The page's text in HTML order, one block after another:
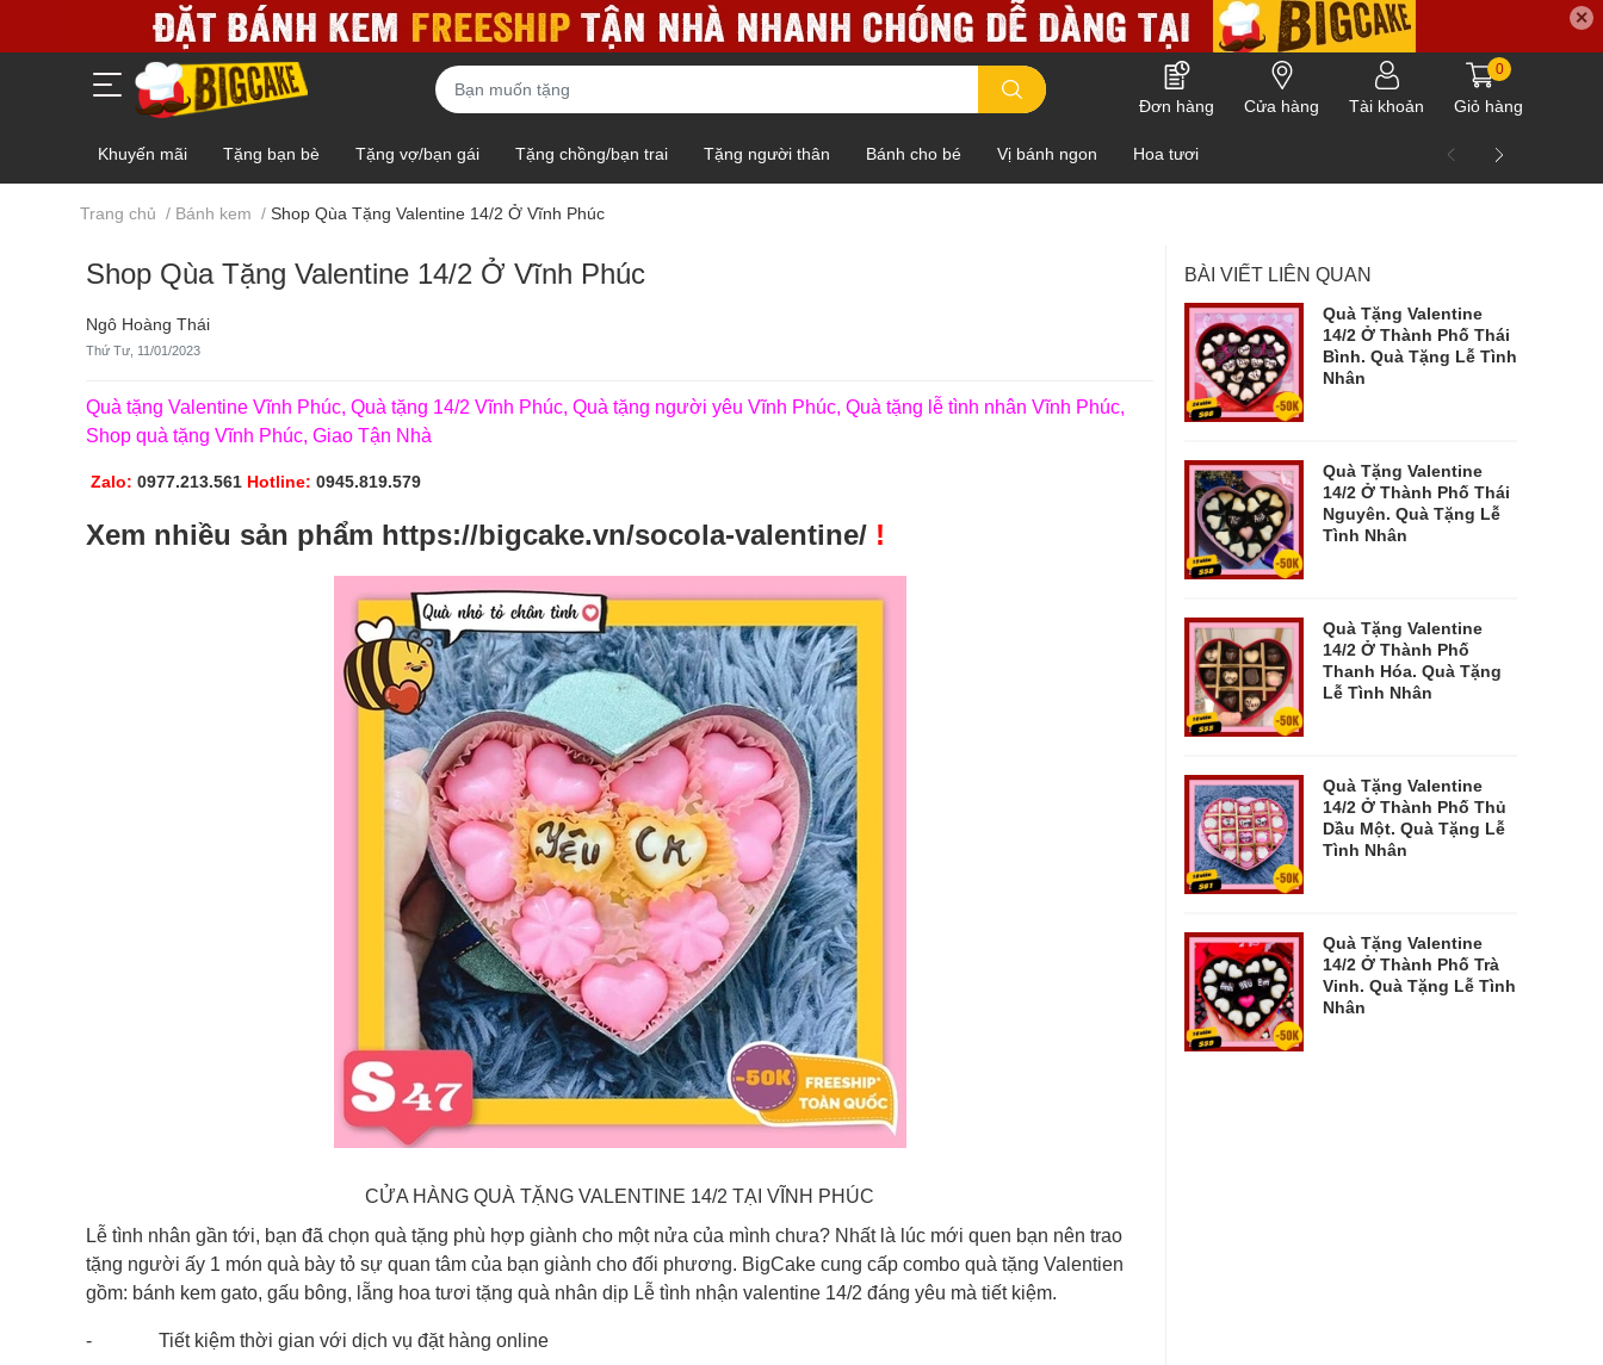
✕
Đơn hàng Cửa hàng Tài khoản
0
Giỏ hàng
Khuyến mãi Tặng bạn bè Tặng vợ/bạn gái Tặng chồng/bạn trai Tặng người thân Bánh cho bé Vị bánh ngon Hoa tươi
Gấu bông - Socola - Giỏ trái cây Mẫu HOT - Giảm giá
Trang chủ / Bánh kem / Shop Qùa Tặng Valentine 14/2 Ở Vĩnh Phúc
Shop Qùa Tặng Valentine 14/2 Ở Vĩnh Phúc
Ngô Hoàng Thái
Thứ Tư, 11/01/2023
Quà tặng Valentine Vĩnh Phúc, Quà tặng 14/2 Vĩnh Phúc, Quà tặng người yêu Vĩnh Phúc, Quà tặng lễ tình nhân Vĩnh Phúc,
Shop quà tặng Vĩnh Phúc, Giao Tận Nhà
Zalo: 0977.213.561 Hotline: 0945.819.579
Xem nhiều sản phẩm https://bigcake.vn/socola-valentine/ !
CỬA HÀNG QUÀ TẶNG VALENTINE 14/2 TẠI VĨNH PHÚC
Lễ tình nhân gần tới, bạn đã chọn quà tặng phù hợp giành cho một nửa của mình chưa? Nhất là lúc mới quen bạn nên trao
tặng người ấy 1 món quà bày tỏ sự quan tâm của bạn giành cho đối phương. BigCake cung cấp combo quà tặng Valentien
gồm: bánh kem gato, gấu bông, lẵng hoa tươi tặng quà nhân dịp Lễ tình nhận valentine 14/2 đáng yêu mà tiết kiệm.
- Tiết kiệm thời gian với dịch vụ đặt hàng online
BÀI VIẾT LIÊN QUAN
Quà Tặng Valentine
14/2 Ở Thành Phố Thái
Bình. Quà Tặng Lễ Tình
Nhân
Quà Tặng Valentine
14/2 Ở Thành Phố Thái
Nguyên. Quà Tặng Lễ
Tình Nhân
Quà Tặng Valentine
14/2 Ở Thành Phố
Thanh Hóa. Quà Tặng
Lễ Tình Nhân
Quà Tặng Valentine
14/2 Ở Thành Phố Thủ
Dầu Một. Quà Tặng Lễ
Tình Nhân
Quà Tặng Valentine
14/2 Ở Thành Phố Trà
Vinh. Quà Tặng Lễ Tình
Nhân